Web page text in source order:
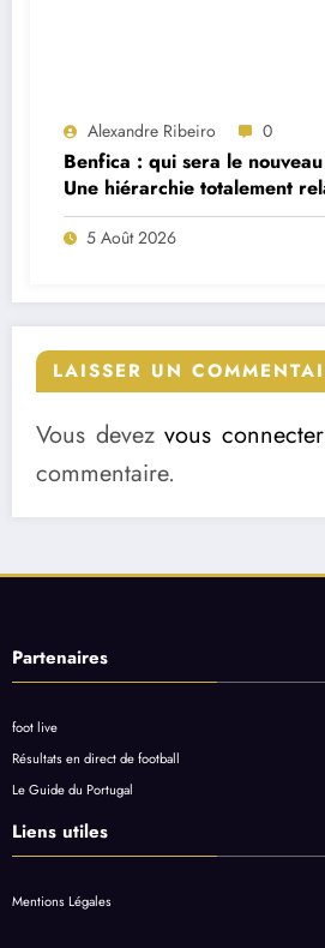
Alexandre Ribeiro 0
Benfica : qui sera le
Une hiérarchie totalement
deux départs majeurs
5 Août 2026
LAISSER UN
Vous devezvous connecter
commentaire.
Partenaires
foot live
Résultats en direct de football
Le Guide du Portugal
Liens utiles
Mentions Légales